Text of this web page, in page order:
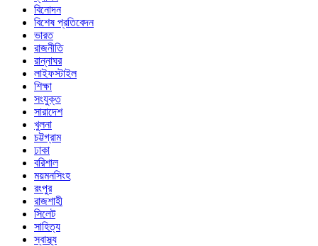
বিনোদন
বিশেষ প্রতিবেদন
ভারত
রাজনীতি
রান্নাঘর
লাইফস্টাইল
শিক্ষা
সংযুক্ত
সারাদেশ
খুলনা
চট্টগ্রাম
ঢাকা
বরিশাল
ময়মনসিংহ
রংপুর
রাজশাহী
সিলেট
সাহিত্য
স্বাস্থ্য